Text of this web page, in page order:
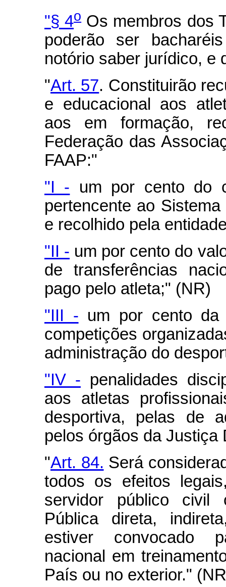
"§ 4oOs membros dos
poderão ser
notório saber jurídico, e
"Art. 57. Constituirão
e educacional aos
aos em formação,
Federação das
FAAP:"
"I - um por cento do
pertencente ao
e recolhido pela
"II - um por cento do
de transferências
pago pelo atleta;" (NR)
"III - um por cento da
competições
administração do
"IV - penalidades
aos atletas
desportiva, pelas de
pelos órgãos da Justiça
"Art. 84. Será
todos os efeitos
servidor público civil
Pública direta,
estiver convocado
nacional em
País ou no exterior."